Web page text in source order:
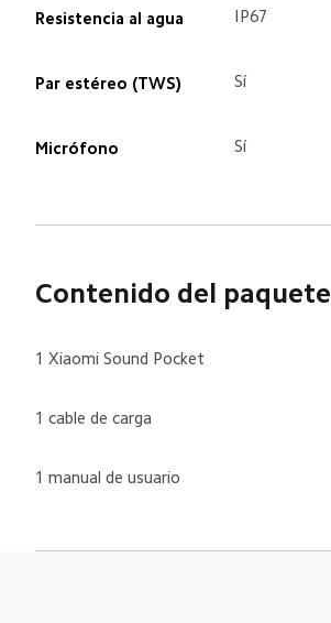
Resistencia al agua IP67
Par estéreo (TWS) Sí
Micrófono Sí
Contenido del paquete
1 Xiaomi Sound Pocket
1 cable de carga
1 manual de usuario